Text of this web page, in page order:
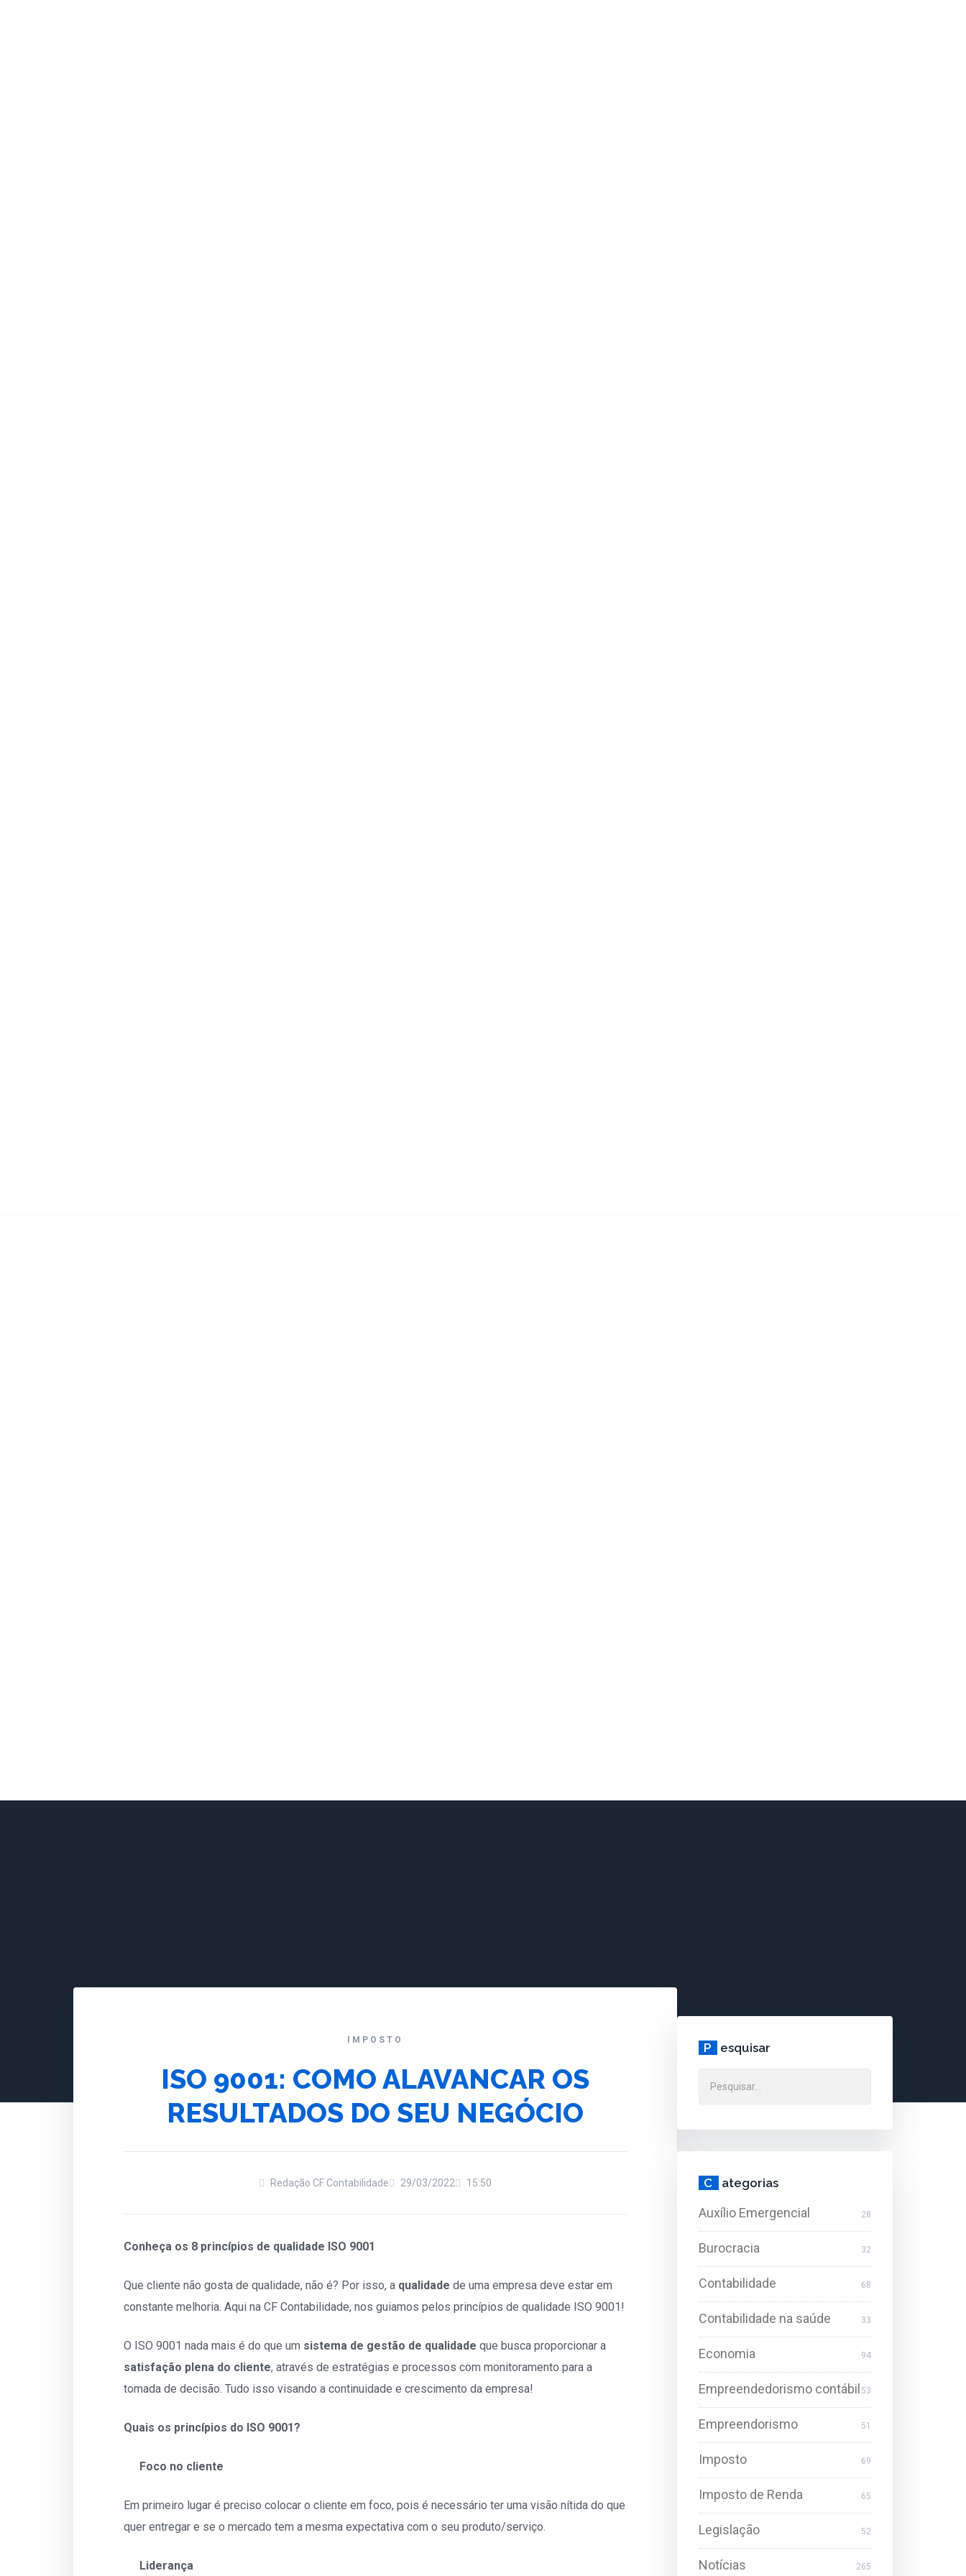
IMPOSTO
ISO 9001: COMO ALAVANCAR OS
RESULTADOS DO SEU NEGÓCIO
Redação CF Contabilidade 29/03/2022 15:50
Conheça os 8 princípios de qualidade ISO 9001
Que cliente não gosta de qualidade, não é? Por isso, a qualidade de uma empresa deve estar em
constante melhoria. Aqui na CF Contabilidade, nos guiamos pelos princípios de qualidade ISO 9001!
O ISO 9001 nada mais é do que um sistema de gestão de qualidade que busca proporcionar a
satisfação plena do cliente, através de estratégias e processos com monitoramento para a
tomada de decisão. Tudo isso visando a continuidade e crescimento da empresa!
Quais os princípios do ISO 9001?
Foco no cliente
Em primeiro lugar é preciso colocar o cliente em foco, pois é necessário ter uma visão nítida do que
quer entregar e se o mercado tem a mesma expectativa com o seu produto/serviço.
Liderança
P esquisar
C ategorias
Auxílio Emergencial 28
Burocracia 32
Contabilidade 68
Contabilidade na saúde 33
Economia 94
Empreendedorismo contábil 53
Empreendorismo 51
Imposto 69
Imposto de Renda 65
Legislação 52
Notícias 265